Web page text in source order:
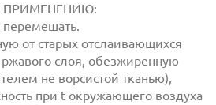
ПРИМЕНЕНИЮ:
от старых отслаивающихся
слоя, обезжиренную
не ворсистой тканью),
при t окружающего воздуха